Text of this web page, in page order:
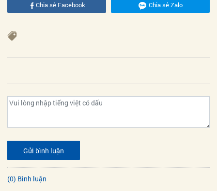
Chia sẻ Facebook Chia sẻ Zalo
Gửi bình luận
(0) Bình luận